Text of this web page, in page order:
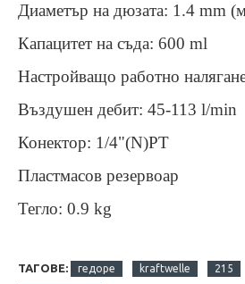
Диаметър на дюзата: 1.4 mm
Капацитет на съда: 600 ml
Настройващо работно
Въздушен дебит: 45-113 l/min
Конектор: 1/4"(N)PT
Пластмасов резервоар
Тегло: 0.9 kg
ТАГОВЕ: гедоре kraftwelle 215